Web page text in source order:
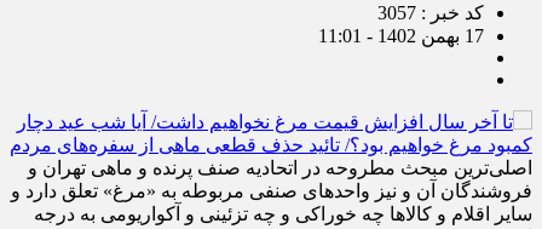
کد خبر : 3057
17 بهمن 1402 - 11:01
اصلی‌ترین مبحث مطروحه در اتحادیه صنف پرنده و ماهی تهران و
فروشندگان آن و نیز واحدهای صنفی مربوطه به «مرغ» تعلق دارد و
سایر اقلام و کالاها چه خوراکی و چه تزئینی و آکواریومی به درجه